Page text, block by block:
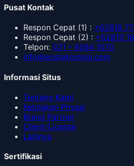
Pusat Kontak
Respon Cepat (1) : +62818
Respon Cepat (2) : +62813
Telpon: 021 – 8064 1070
info@eosteknologi.com
Informasi Situs
Tentang Kami
Kebijakan Privasi
Brand Partner
Client-License
Lainnya
Sertifikasi